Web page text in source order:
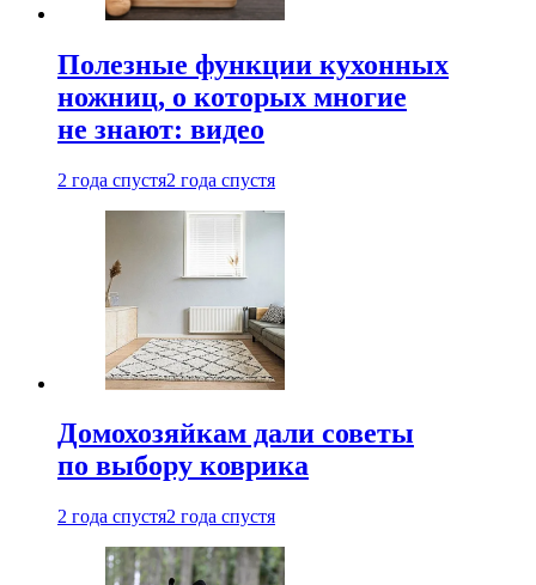
Полезные функции кухонных
ножниц, о которых многие
не знают: видео
2 года спустя2 года спустя
Домохозяйкам дали советы
по выбору коврика
2 года спустя2 года спустя